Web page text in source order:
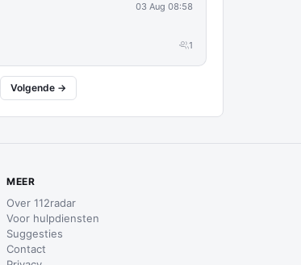
03 Aug 08:58
1
Volgende →
MEER
Over 112radar
Voor hulpdiensten
Suggesties
Contact